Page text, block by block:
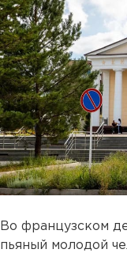
Во французском
пьяный молодой